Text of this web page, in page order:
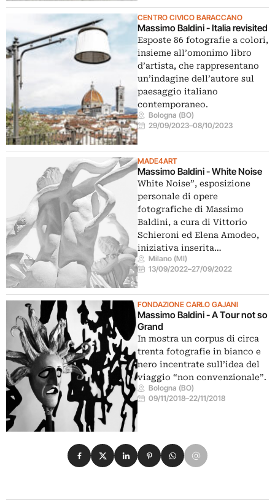
CENTRO CIVICO BARACCANO
Massimo Baldini - Italia revisited
Esposte 86 fotografie a colori,
insieme all’omonimo libro
d’artista, che rappresentano
un’indagine dell’autore sul
paesaggio italiano
contemporaneo.
Bologna (BO)
29/09/2023–08/10/2023
MADE4ART
Massimo Baldini - White Noise
White Noise”, esposizione
personale di opere
fotografiche di Massimo
Baldini, a cura di Vittorio
Schieroni ed Elena Amodeo,
iniziativa inserita…
Milano (MI)
13/09/2022–27/09/2022
FONDAZIONE CARLO GAJANI
Massimo Baldini - A Tour not so
Grand
In mostra un corpus di circa
trenta fotografie in bianco e
nero incentrate sull’idea del
viaggio “non convenzionale”.
Bologna (BO)
09/11/2018–22/11/2018
Condividi su Facebook
Condividi su X
Condividi su LinkedIn
Condividi su Pinterest
Condividi su WhatsApp
Condividi su Email